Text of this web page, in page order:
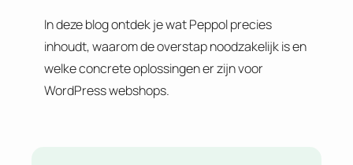
In deze blog ontdek je wat Peppol precies
inhoudt, waarom de overstap noodzakelijk is en
welke concrete oplossingen er zijn voor
WordPress webshops.